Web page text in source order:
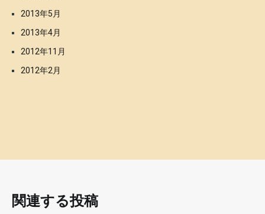
2013年5月
2013年4月
2012年11月
2012年2月
関連する投稿